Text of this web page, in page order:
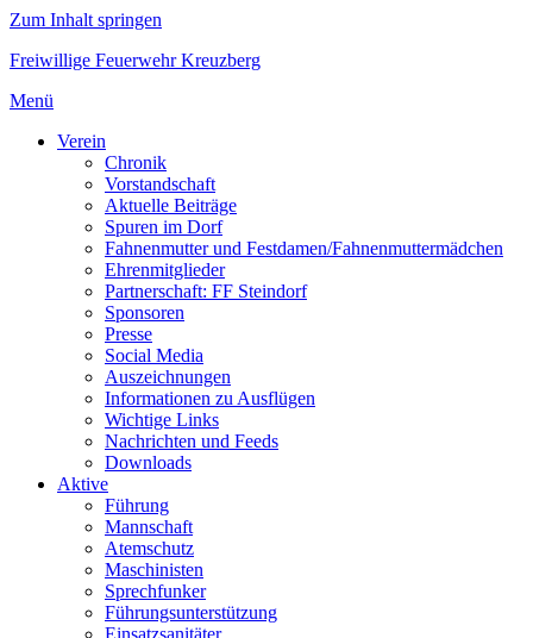
Zum Inhalt springen
Freiwillige Feuerwehr Kreuzberg
Menü
Verein
Chronik
Vorstandschaft
Aktuelle Beiträge
Spuren im Dorf
Fahnenmutter und Festdamen/Fahnenmuttermädchen
Ehrenmitglieder
Partnerschaft: FF Steindorf
Sponsoren
Presse
Social Media
Auszeichnungen
Informationen zu Ausflügen
Wichtige Links
Nachrichten und Feeds
Downloads
Aktive
Führung
Mannschaft
Atemschutz
Maschinisten
Sprechfunker
Führungsunterstützung
Einsatzsanitäter